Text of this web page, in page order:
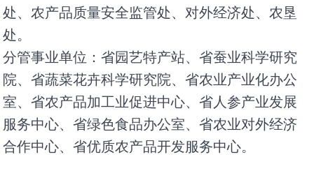
处、农产品质量安全监管处、对外经济处、农垦
处。
分管事业单位：省园艺特产站、省蚕业科学研究
院、省蔬菜花卉科学研究院、省农业产业化办公
室、省农产品加工业促进中心、省人参产业发展
服务中心、省绿色食品办公室、省农业对外经济
合作中心、省优质农产品开发服务中心。